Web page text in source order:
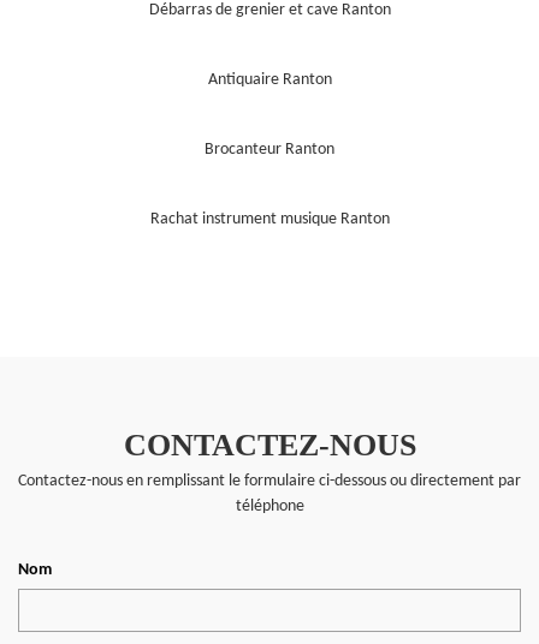
Débarras de grenier et cave Ranton
Antiquaire Ranton
Brocanteur Ranton
Rachat instrument musique Ranton
CONTACTEZ-NOUS
Contactez-nous en remplissant le formulaire ci-dessous ou directement par
téléphone
Nom